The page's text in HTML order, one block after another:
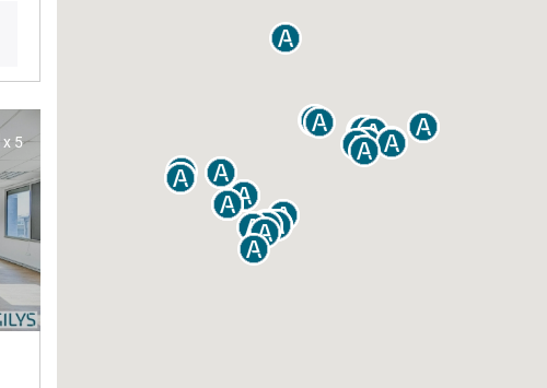
x 5